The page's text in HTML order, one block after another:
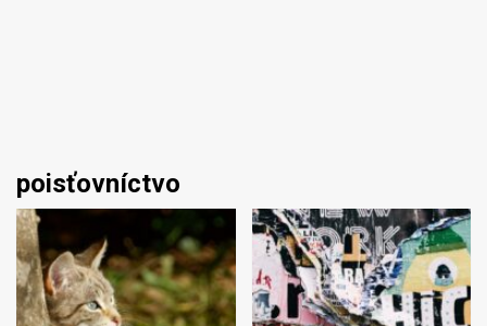
poisťovníctvo